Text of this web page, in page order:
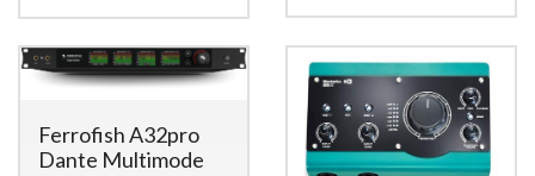
Ferrofish A32pro
Dante Multimode